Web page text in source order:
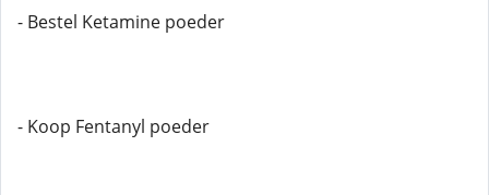
- Bestel Ketamine poeder
- Koop Fentanyl poeder